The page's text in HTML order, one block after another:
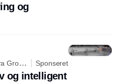
og
Group
Sponseret
og intelligent